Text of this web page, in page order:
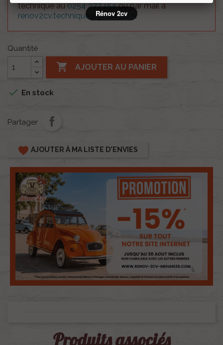
technique au0254 277 154ou par mail à
renov2cv.technique@gmail.com
.
Quantité
 AJOUTER AU PANIER
 En stock
Partager
favorite AJOUTER À MA LISTE D'ENVIES
Produits associés
Rénov 2cv